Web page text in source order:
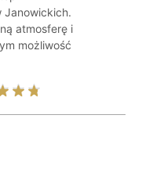
Janowickich.
atmosferę i
możliwość